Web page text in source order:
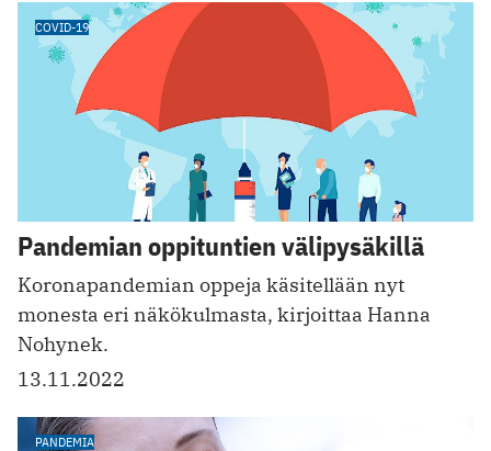
COVID-19
Pandemian oppituntien välipysäkillä
Koronapandemian oppeja käsitellään nyt
monesta eri näkökulmasta, kirjoittaa Hanna
Nohynek.
13.11.2022
PANDEMIA